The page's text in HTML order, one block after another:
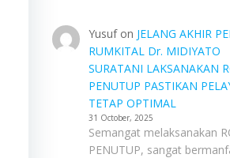
Yusufon JELANG AKHIR
RUMKITAL Dr. MIDIYATO
SURATANI LAKSANAKAN
PENUTUP PASTIKAN
TETAP OPTIMAL
31 October, 2025
Semangat melaksanakan
PENUTUP, sangat